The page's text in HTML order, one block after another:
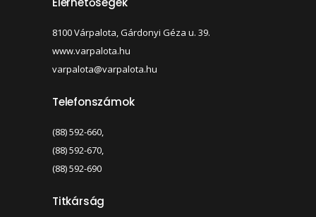
8100 Várpalota, Gárdonyi Géza u. 39.
www.varpalota.hu
varpalota@varpalota.hu
Telefonszámok
(88) 592-660,
(88) 592-670,
(88) 592-690
Titkárság